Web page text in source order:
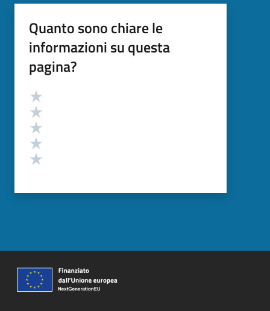
Quanto sono chiare le
informazioni su questa
pagina?
Valutazione